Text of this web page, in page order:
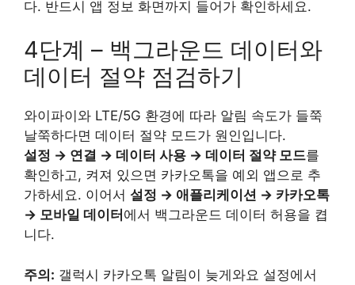
다. 반드시 앱 정보 화면까지 들어가 확인하세요.
4단계 – 백그라운드 데이터와
데이터 절약 점검하기
와이파이와 LTE/5G 환경에 따라 알림 속도가 들쭉
날쭉하다면 데이터 절약 모드가 원인입니다.
설정 → 연결 → 데이터 사용 → 데이터 절약 모드를
확인하고, 켜져 있으면 카카오톡을 예외 앱으로 추
가하세요. 이어서 설정 → 애플리케이션 → 카카오톡
→ 모바일 데이터 에서 백그라운드 데이터 허용을 켭
니다.
주의: 갤럭시 카카오톡 알림이 늦게와요 설정에서